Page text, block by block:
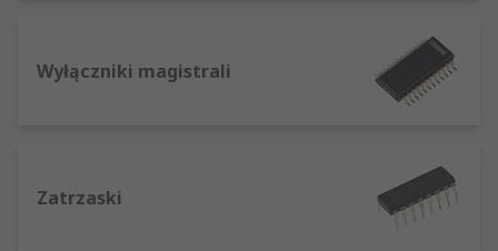
Wyłączniki magistrali
Zatrzaski